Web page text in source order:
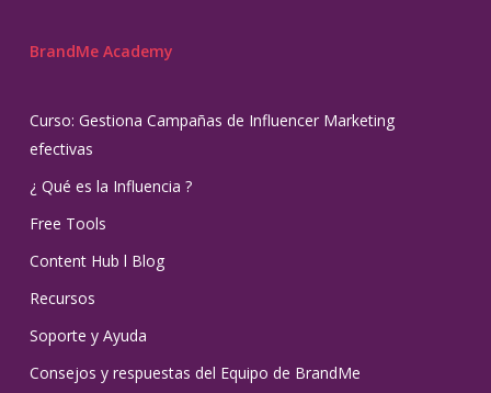
BrandMe Academy
Curso: Gestiona Campañas de Influencer Marketing
efectivas
¿ Qué es la Influencia ?
Free Tools
Content Hub l Blog
Recursos
Soporte y Ayuda
Consejos y respuestas del Equipo de BrandMe